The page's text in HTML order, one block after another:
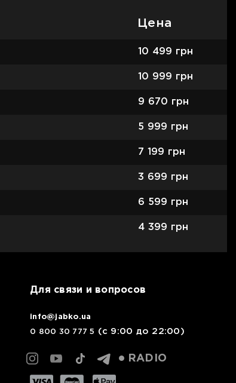
Цена
10 499 грн
10 999 грн
9 670 грн
5 999 грн
7 199 грн
3 699 грн
6 599 грн
4 399 грн
Для связи и вопросов
info@jabko.ua
0 800 30 777 5 (с 9:00 до 22:00)
RADIO